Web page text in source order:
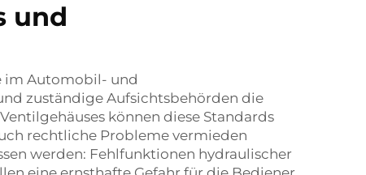
und
im Automobil- und
zuständige Aufsichtsbehörden die
können diese Standards
rechtliche Probleme vermieden
werden: Fehlfunktionen hydraulischer